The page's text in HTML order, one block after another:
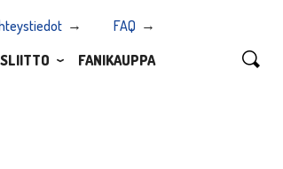
FAQ
FANIKAUPPA